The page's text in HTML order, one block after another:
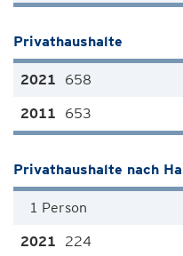
Privathaushalte
658
653
Privathaushalte nach
1 Person
224